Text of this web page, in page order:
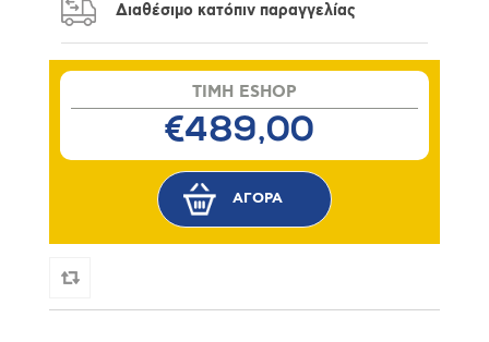
Διαθέσιμο κατόπιν παραγγελίας
TIMH ESHOP
€489,00